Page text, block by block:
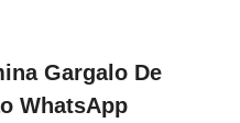
Gargalo De
WhatsApp